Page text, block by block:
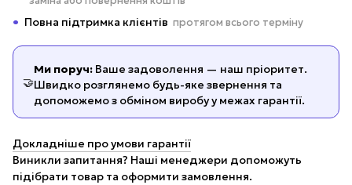
Повна підтримка клієнтів протягом всього терміну
🤝
Ми поруч: Ваше задоволення — наш пріоритет.
Швидко розглянемо будь-яке звернення та
допоможемо з обміном виробу у межах гарантії.
Докладніше про умови гарантії
Виникли запитання? Наші менеджери допоможуть
підібрати товар та оформити замовлення.